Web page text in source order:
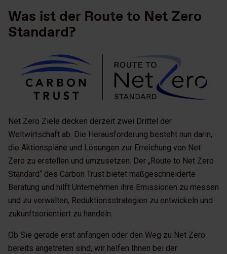
Was ist der Route to Net Zero
Standard?
Net Zero Ziele decken derzeit zwei Drittel der
Weltwirtschaft ab. Die Herausforderung besteht nun darin,
die Aktionspläne und Lösungen zur Erreichung von Net
Zero zu erstellen und umzusetzen. Der „Route to Net Zero
Standard“ des Carbon Trust bietet maßgeschneiderte
Beratung und hilft Unternehmen ihre Emissionen zu messen
und zu verwalten, Reduktionsstrategien zu entwickeln und
zukunftsorientiert zu handeln.
Ob Sie gerade erst anfangen oder den Weg zu Net Zero
bereits angetreten sind, wir helfen Ihnen bei der